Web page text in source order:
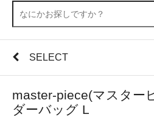
SELECT
master-piece(マスター
ダーバッグ L